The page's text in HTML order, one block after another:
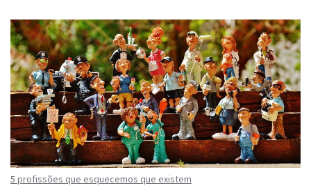
Tel. / Fax: 249 712094
E-mail: jftancos@gmail.com
Repartição de Finanças Vila Nova da Barquinha
Rua Benvinda da Conceição Pereira, Bloco 1
2260-417 Vila Nova da Barquinha
Tel: 249710226
5 profissões que esquecemos que existem